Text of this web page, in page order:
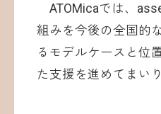
ATOMicaでは、
組みを今後の全国的
るモデルケースと位
た支援を進めてまい